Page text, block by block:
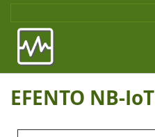
EFENTO NB-IoT